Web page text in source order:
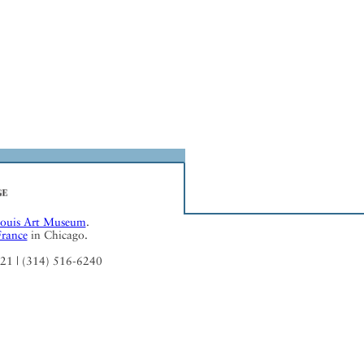
Art Museum.
in Chicago.
| (314) 516-6240